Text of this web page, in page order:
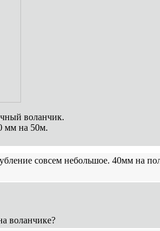
воланчик.
мм на 50м.
совсем небольшое. 40мм на
воланчике?